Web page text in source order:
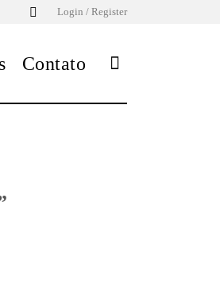
Login / Register
Contato